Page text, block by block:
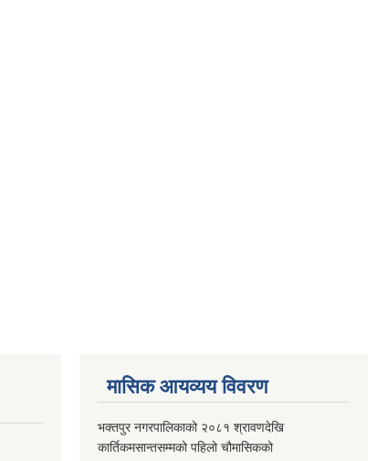
मासिक आयव्यय विवरण
भक्तपुर नगरपालिकाको २०८१ श्रावणदेखि
कार्तिकमसान्तसम्मको पहिलो चौमासिकको